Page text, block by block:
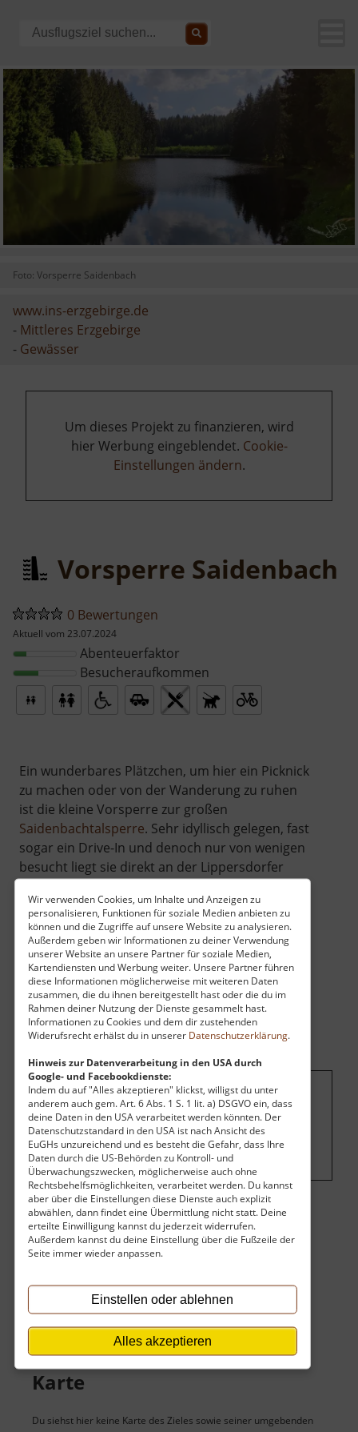
Wir verwenden Cookies, um Inhalte und Anzeigen zu
personalisieren, Funktionen für soziale Medien anbieten zu
können und die Zugriffe auf unsere Website zu analysieren.
Außerdem geben wir Informationen zu deiner Verwendung
unserer Website an unsere Partner für soziale Medien,
Kartendiensten und Werbung weiter. Unsere Partner führen
diese Informationen möglicherweise mit weiteren Daten
zusammen, die du ihnen bereitgestellt hast oder die du im
Rahmen deiner Nutzung der Dienste gesammelt hast.
Informationen zu Cookies und dem dir zustehenden
Widerufsrecht erhälst du in unserer Datenschutzerklärung.
Hinweis zur Datenverarbeitung in den USA durch
Google- und Facebookdienste:
Indem du auf "Alles akzeptieren" klickst, willigst du unter
anderem auch gem. Art. 6 Abs. 1 S. 1 lit. a) DSGVO ein, dass
deine Daten in den USA verarbeitet werden könnten. Der
Datenschutzstandard in den USA ist nach Ansicht des
EuGHs unzureichend und es besteht die Gefahr, dass Ihre
Daten durch die US-Behörden zu Kontroll- und
Überwachungszwecken, möglicherweise auch ohne
Rechtsbehelfsmöglichkeiten, verarbeitet werden. Du kannst
aber über die Einstellungen diese Dienste auch explizit
abwählen, dann findet eine Übermittlung nicht statt. Deine
erteilte Einwilligung kannst du jederzeit widerrufen.
Außerdem kannst du deine Einstellung über die Fußzeile der
Seite immer wieder anpassen.
Einstellen oder ablehnen
Alles akzeptieren
Foto: Vorsperre Saidenbach
www.ins-erzgebirge.de
- Mittleres Erzgebirge
- Gewässer
Um dieses Projekt zu finanzieren, wird
hier Werbung eingeblendet. Cookie-
Einstellungen ändern.
Vorsperre Saidenbach
0 Bewertungen
Aktuell vom 23.07.2024
Abenteuerfaktor
Besucheraufkommen
Ein wunderbares Plätzchen, um hier ein Picknick
zu machen oder von der Wanderung zu ruhen
ist die kleine Vorsperre zur großen
Saidenbachtalsperre. Sehr idyllisch gelegen, fast
sogar ein Drive-In und denoch nur von wenigen
besucht liegt sie direkt an der Lippersdorfer
Um dieses Projekt zu finanzieren, wird
hier Werbung eingeblendet.Cookie-
Einstellungen ändern.
Eintritt
Der Eintritt ist kostenlos.
Öffnungszeiten
Karte
Du siehst hier keine Karte des Zieles sowie seiner umgebenden